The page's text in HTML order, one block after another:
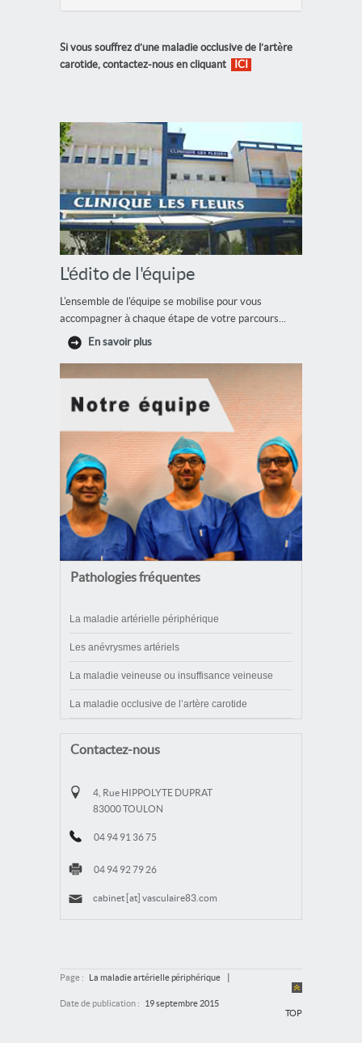
Si vous souffrez d’une maladie occlusive de l’artère
carotide, contactez-nous en cliquant
ICI
L'édito de l'équipe
L'ensemble de l'équipe se mobilise pour vous
accompagner à chaque étape de votre parcours...
En savoir plus
Pathologies fréquentes
La maladie artérielle périphérique
Les anévrysmes artériels
La maladie veineuse ou insuffisance veineuse
La maladie occlusive de l’artère carotide
Contactez-nous
4, Rue HIPPOLYTE DUPRAT
83000 TOULON
04 94 91 36 75
04 94 92 79 26
cabinet [at] vasculaire83.com
Page : La maladie artérielle périphérique
Date de publication :
19 septembre 2015
TOP